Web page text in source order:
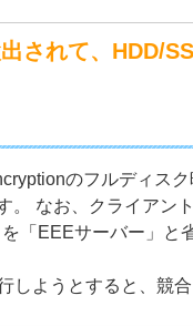
されて、HDD/
のフルディス
。 なお、クライア
「EEEサーバー」と
しようとすると、競